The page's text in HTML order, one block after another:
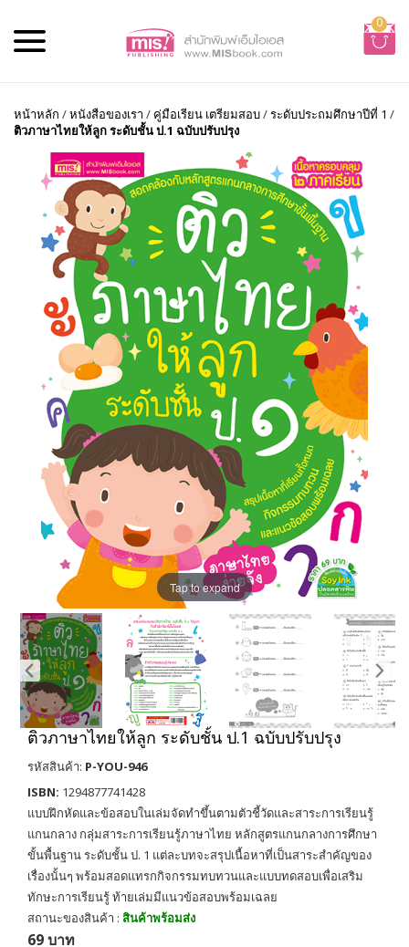
0
หน้าหลัก /หนังสือของเรา / คู่มือเรียน เตรียมสอบ/ระดับประถมศึกษาปีที่ 1 /
ติวภาษาไทยให้ลูก ระดับชั้น ป.1 ฉบับปรับปรุง
Tap to expand
ติวภาษาไทยให้ลูก ระดับชั้น ป.1 ฉบับปรับปรุง
รหัสสินค้า: P-YOU-946
ISBN: 1294877741428
แบบฝึกหัดและข้อสอบในเล่มจัดทำขึ้นตามตัวชี้วัดและสาระการเรียนรู้
แกนกลาง กลุ่มสาระการเรียนรู้ภาษาไทย หลักสูตรแกนกลางการศึกษา
ขั้นพื้นฐาน ระดับชั้น ป. 1 แต่ละบทจะสรุปเนื้อหาที่เป็นสาระสำคัญของ
เรื่องนั้นๆ พร้อมสอดแทรกกิจกรรมทบทวนและแบบทดสอบเพื่อเสริม
ทักษะการเรียนรู้ ท้ายเล่มมีแนวข้อสอบพร้อมเฉลย
สถานะของสินค้า : สินค้าพร้อมส่ง
69 บาท